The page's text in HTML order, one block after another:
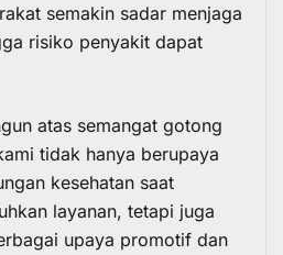
semakin sadar menjaga
risiko penyakit dapat
atas semangat gotong
tidak hanya berupaya
kesehatan saat
layanan, tetapi juga
upaya promotif dan